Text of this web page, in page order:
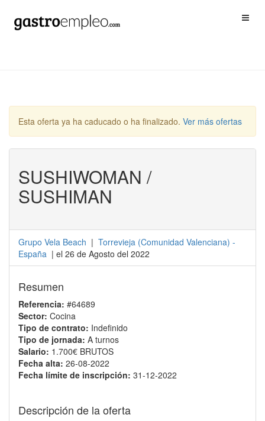
Esta oferta ya ha caducado o ha finalizado. Ver más ofertas
SUSHIWOMAN /
SUSHIMAN
Grupo Vela Beach | Torrevieja (Comunidad Valenciana) -
España | el 26 de Agosto del 2022
Resumen
Referencia: #64689
Sector: Cocina
Tipo de contrato: Indefinido
Tipo de jornada: A turnos
Salario: 1.700€ BRUTOS
Fecha alta: 26-08-2022
Fecha límite de inscripción: 31-12-2022
Descripción de la oferta